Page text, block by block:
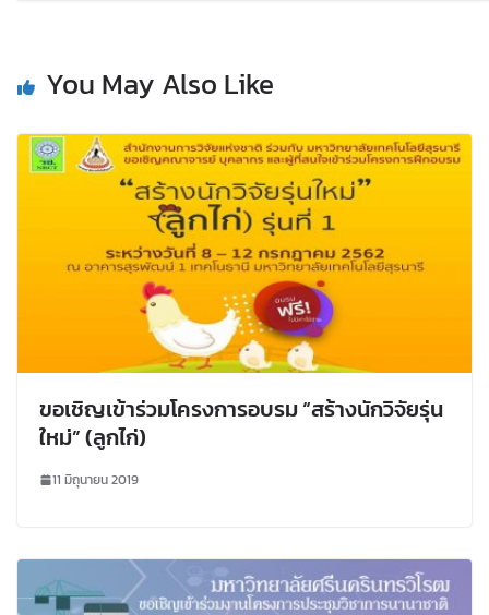
You May Also Like
ขอเชิญเข้าร่วมโครงการอบรม “สร้างนักวิจัยรุ่น
ใหม่” (ลูกไก่)
11 มิถุนายน 2019